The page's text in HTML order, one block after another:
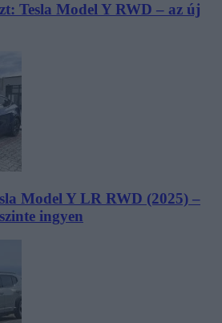
Tesla Model Y RWD – az új
Model Y LR RWD (2025) –
ingyen